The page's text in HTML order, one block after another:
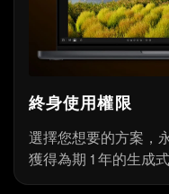
終身使用權限
選擇您想要的方案，
獲得為期 1 年的生成